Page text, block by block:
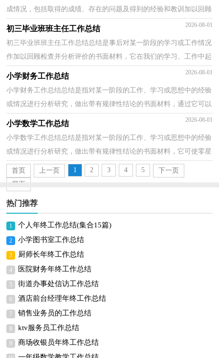
成情况，包括取得的成绩、存在的问题及得到的经验和教训加以回顾
和分析的书面材料，它可以明确下一步的工作方向...
初三毕业班班主任工作总结 2026-08-01
初三毕业班班主任工作总结总结是事后对某一阶段的学习或工作情况
作加以回顾检查并分析评价的书面材料，它在我们的学习、工作中起
到呈上启下的作用，不如立即行动起来写一份总结...
小学财务工作总结 2026-08-01
小学财务工作总结总结是指对某一阶段的工作、学习或思想中的经验
或情况进行分析研究，做出带有规律性结论的书面材料，通过它可以
正确认识以往学习和工作中的优缺点，因此好好准备...
小学数学工作总结 2026-08-01
小学数学工作总结总结是指对某一阶段的工作、学习或思想中的经验
或情况进行分析研究，做出带有规律性结论的书面材料，它可使零星
的、肤浅的、表面的感性认知上升到全面的、系统...
首页 上一页 1 2 3 4 5
下一页
尾页
热门推荐
1 个人年终工作总结(集合15篇)
2 小学图书室工作总结
3 厨师长年终工作总结
4 医院财务年终工作总结
5 街道办事处信访工作总结
6 酒店前台经理年终工作总结
7 销售业务员的工作总结
8 ktv服务员工作总结
9 商场收银员年终工作总结